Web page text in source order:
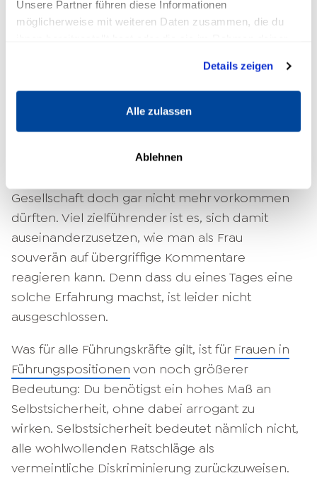
Unsere Partner führen diese Informationen
möglicherweise mit weiteren Daten zusammen, die du
Details zeigen
Alle zulassen
Ablehnen
eher dem männlichen Geschlecht
zugeschrieben. Das Klischee, das Frauen nicht
Männer, hält sich noch immer hartnäckig. So
manch eine Vorgesetzte fühlt sich daher in ihrer
Rolle manchmal nicht ganz ernst genommen.
echauffieren, dass Diskriminierungen aufgrund
Gesellschaft doch gar nicht mehr vorkommen
dürften. Viel zielführender ist es, sich damit
auseinanderzusetzen, wie man als Frau
souverän auf übergriffige Kommentare
reagieren kann. Denn dass du eines Tages eine
solche Erfahrung machst, ist leider nicht
ausgeschlossen.
Was für alle Führungskräfte gilt, ist für Frauen in
Führungspositionen von noch größerer
Bedeutung: Du benötigst ein hohes Maß an
Selbstsicherheit, ohne dabei arrogant zu
wirken. Selbstsicherheit bedeutet nämlich nicht,
alle wohlwollenden Ratschläge als
vermeintliche Diskriminierung zurückzuweisen.